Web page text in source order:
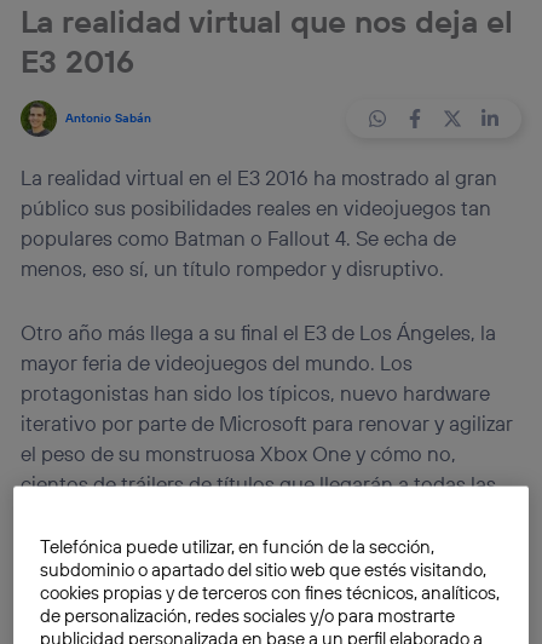
La realidad virtual que nos deja el
E3 2016
Antonio Sabán
La realidad virtual en el E3 2016 ha mostrado al gran
público sus posibilidades reales en videojuegos tan
populares como Batman o Fallout 4. Se echa de
menos, eso sí, un título rompedor y disruptivo.
Otro año más llega a su final el E3 de Los Ángeles, la
mayor feria de videojuegos del mundo. Los
protagonistas han sido los típicos, nuevo hardware
iterativo por parte de Microsoft para renovar y agilizar
el peso de su monstruosa Xbox One y cómo no,
cientos de tráilers de títulos que llegarán a todas las
ello entra dentro de lo normal, por lo que una de las
verdaderas noticias es que larealidad virtualen el E3
2016 ha ganado mucha tracción. Veamos las
principales apuestas.
Telefónica puede utilizar, en función de la sección,
subdominio o apartado del sitio web que estés visitando,
cookies propias y de terceros con fines técnicos, analíticos,
de personalización, redes sociales y/o para mostrarte
publicidad personalizada en base a un perfil elaborado a